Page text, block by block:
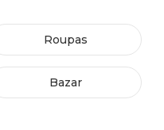
Roupas
Bazar